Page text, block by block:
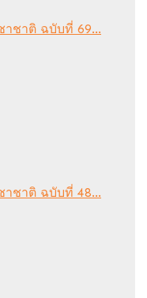
าชาติ ฉบับที่ 69...
าชาติ ฉบับที่ 48...